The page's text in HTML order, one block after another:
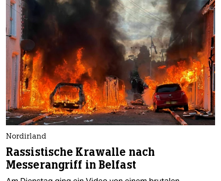
Nordirland
Rassistische Krawalle nach
Messerangriff in Belfast